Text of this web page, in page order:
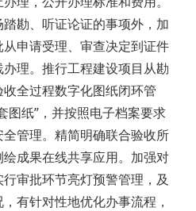
勘、听证论证的事项外，加
申请受理、审查决定到证件
理。推行工程建设项目从勘
全过程数字化图纸闭环管
图纸”，并按照电子档案要求
管理。精简明确联合验收所
成果在线共享应用。加强对
审批环节亮灯预警管理，及
有针对性地优化办事流程，